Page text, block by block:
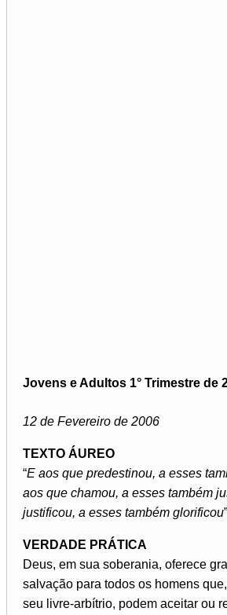
Jovens e Adultos 1° Trimestre de
12 de Fevereiro de 2006
TEXTO ÁUREO
“E aos que predestinou, a esses
aos que chamou, a esses também
justificou, a esses também glorificou”
VERDADE PRÁTICA
Deus, em sua soberania, oferece
salvação para todos os homens
seu livre-arbítrio, podem aceitar ou